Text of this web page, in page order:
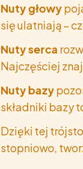
Nuty głowy
się ulatniają –
Nuty serca
Najczęściej
Nuty bazy
składniki bazy
Dzięki tej
stopniowo,